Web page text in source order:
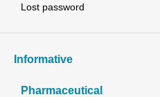
Lost password
Informative
Pharmaceutical